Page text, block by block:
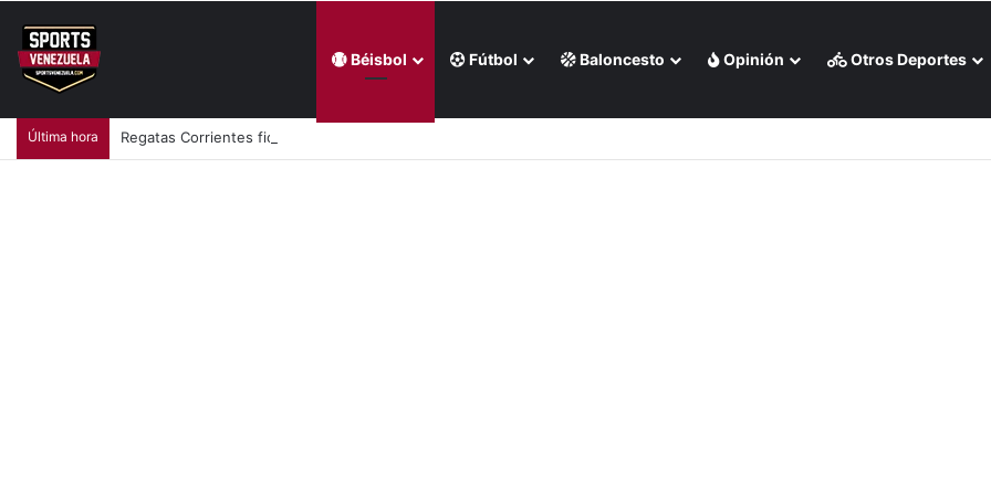
Béisbol Fútbol Baloncesto Opinión Otros Deportes
Última hora Regatas Corrientes ficha al venezolano Elián Centeno